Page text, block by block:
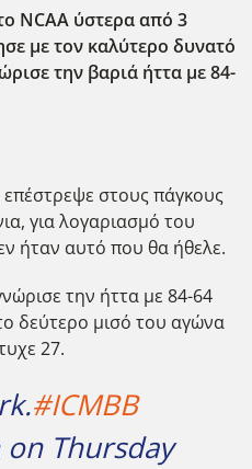
NCAA ύστερα από 3
με τον καλύτερο δυνατό
την βαριά ήττα με 84-
στους πάγκους
για λογαριασμό του
ήταν αυτό που θα ήθελε.
την ήττα με 84-64
δεύτερο μισό του αγώνα
27.
#ICMBB
Thursday